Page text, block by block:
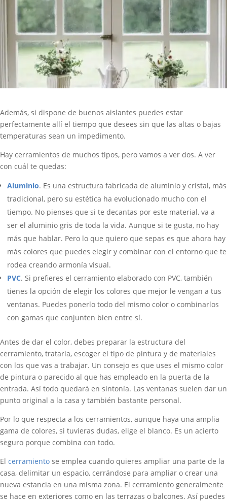
Además, si dispone de buenos aislantes puedes estar
perfectamente allí el tiempo que desees sin que las altas o bajas
temperaturas sean un impedimento.
Hay cerramientos de muchos tipos, pero vamos a ver dos. A ver
con cuál te quedas:
Aluminio. Es una estructura fabricada de aluminio y cristal, más
tradicional, pero su estética ha evolucionado mucho con el
tiempo. No pienses que si te decantas por este material, va a
ser el aluminio gris de toda la vida. Aunque si te gusta, no hay
más que hablar. Pero lo que quiero que sepas es que ahora hay
más colores que puedes elegir y combinar con el entorno que te
rodea creando armonía visual.
PVC. Si prefieres el cerramiento elaborado con PVC, también
tienes la opción de elegir los colores que mejor le vengan a tus
ventanas. Puedes ponerlo todo del mismo color o combinarlos
con gamas que conjunten bien entre sí.
Antes de dar el color, debes preparar la estructura del
cerramiento, tratarla, escoger el tipo de pintura y de materiales
con los que vas a trabajar. Un consejo es que uses el mismo color
de pintura o parecido al que has empleado en la puerta de la
entrada. Así todo quedará en sintonía. Las ventanas suelen dar un
punto original a la casa y también bastante personal.
Por lo que respecta a los cerramientos, aunque haya una amplia
gama de colores, si tuvieras dudas, elige el blanco. Es un acierto
seguro porque combina con todo.
El cerramiento se emplea cuando quieres ampliar una parte de la
casa, delimitar un espacio, cerrándose para ampliar o crear una
nueva estancia en una misma zona. El cerramiento generalmente
se hace en exteriores como en las terrazas o balcones. Así puedes